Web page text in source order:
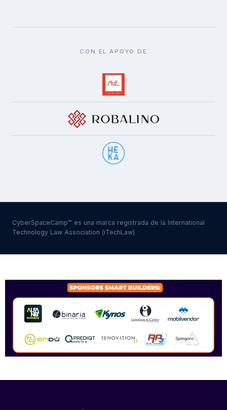
CON EL APOYO DE
CyberSpaceCamp™ es una marca registrada de la International
Technology Law Association (iTechLaw).